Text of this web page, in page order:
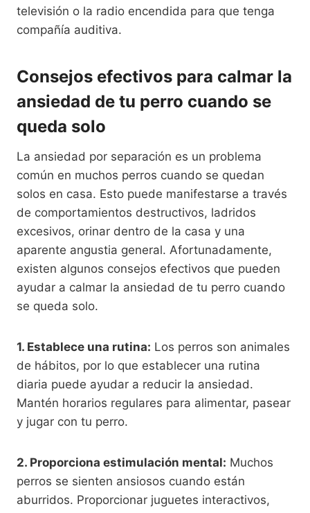
televisión o la radio encendida para que tenga
compañía auditiva.
Consejos efectivos para calmar la
ansiedad de tu perro cuando se
queda solo
La ansiedad por separación es un problema
común en muchos perros cuando se quedan
solos en casa. Esto puede manifestarse a través
de comportamientos destructivos, ladridos
excesivos, orinar dentro de la casa y una
aparente angustia general. Afortunadamente,
existen algunos consejos efectivos que pueden
ayudar a calmar la ansiedad de tu perro cuando
se queda solo.
1. Establece una rutina: Los perros son animales
de hábitos, por lo que establecer una rutina
diaria puede ayudar a reducir la ansiedad.
Mantén horarios regulares para alimentar, pasear
y jugar con tu perro.
2. Proporciona estimulación mental: Muchos
perros se sienten ansiosos cuando están
aburridos. Proporcionar juguetes interactivos,